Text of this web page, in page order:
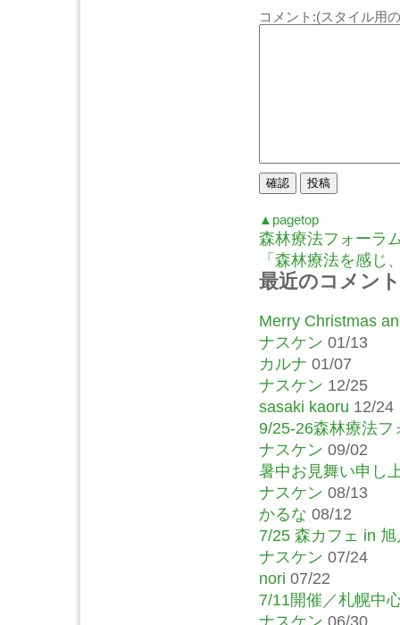
コメント:(スタイル用
▲pagetop
森林療法フォーラ
「森林療法を感じ
最近のコメント
Merry Christmas
ナスケン 01/13
カルナ 01/07
ナスケン 12/25
sasaki kaoru 12/24
9/25-26森林療法
ナスケン 09/02
暑中お見舞い申し
ナスケン 08/13
かるな 08/12
7/25 森カフェ in
ナスケン 07/24
nori 07/22
7/11開催／札幌中
ナスケン 06/30